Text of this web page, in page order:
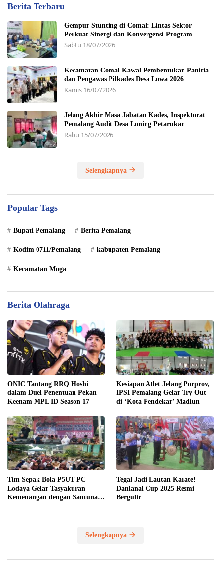
Berita Terbaru
Gempur Stunting di Comal: Lintas Sektor
Perkuat Sinergi dan Konvergensi Program
Sabtu 18/07/2026
Kecamatan Comal Kawal Pembentukan Panitia
dan Pengawas Pilkades Desa Lowa 2026
Kamis 16/07/2026
Jelang Akhir Masa Jabatan Kades, Inspektorat
Pemalang Audit Desa Loning Petarukan
Rabu 15/07/2026
Selengkapnya
Popular Tags
Bupati Pemalang Berita Pemalang
Kodim 0711/Pemalang kabupaten Pemalang
Kecamatan Moga
Berita Olahraga
ONIC Tantang RRQ Hoshi
dalam Duel Penentuan Pekan
Keenam MPL ID Season 17
Kesiapan Atlet Jelang Porprov,
IPSI Pemalang Gelar Try Out
di ‘Kota Pendekar’ Madiun
Tim Sepak Bola P5UT PC
Lodaya Gelar Tasyakuran
Kemenangan dengan Santunan
Tegal Jadi Lautan Karate!
Danlanal Cup 2025 Resmi
Bergulir
Selengkapnya